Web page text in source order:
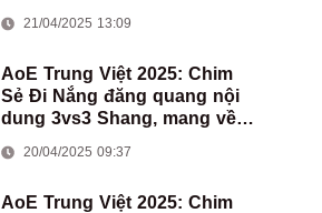
Việt Nam
21/04/2025 13:09
AoE Trung Việt 2025: Chim
Sẻ Đi Nắng đăng quang nội
dung 3vs3 Shang, mang về
đoàn AoE Việt Nam
20/04/2025 09:37
AoE Trung Việt 2025: Chim